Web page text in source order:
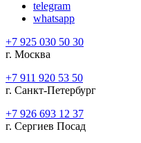
telegram
whatsapp
+7 925 030 50 30
г. Москва
+7 911 920 53 50
г. Санкт-Петербург
+7 926 693 12 37
г. Сергиев Посад